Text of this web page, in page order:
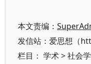
本文责编：
发信站：爱思想（
栏目： 学术>社会学